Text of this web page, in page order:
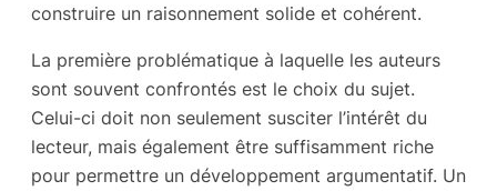
construire un raisonnement solide et cohérent.
La première problématique à laquelle les auteurs
sont souvent confrontés est le choix du sujet.
Celui-ci doit non seulement susciter l’intérêt du
lecteur, mais également être suffisamment riche
pour permettre un développement argumentatif. Un